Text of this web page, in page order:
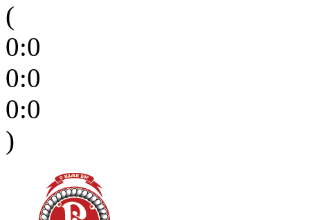
(
0:0
0:0
0:0
)